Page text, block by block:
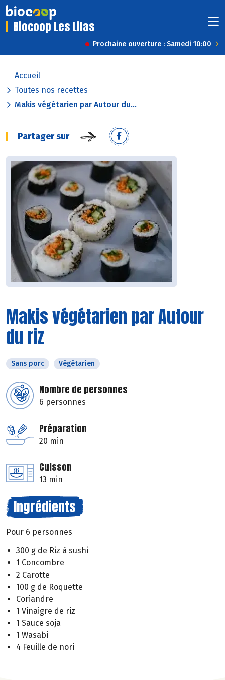
Biocoop Les Lilas
Prochaine ouverture : Samedi 10:00
Accueil
Toutes nos recettes
Makis végétarien par Autour du...
Partager sur
Makis végétarien par Autour
du riz
Sans porc Végétarien
Nombre de personnes
6 personnes
Préparation
20 min
Cuisson
13 min
Ingrédients
Pour 6 personnes
300 g de Riz à sushi
1 Concombre
2 Carotte
100 g de Roquette
Coriandre
1 Vinaigre de riz
1 Sauce soja
1 Wasabi
4 Feuille de nori